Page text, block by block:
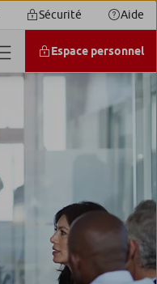
Sécurité Aide
Espace personnel